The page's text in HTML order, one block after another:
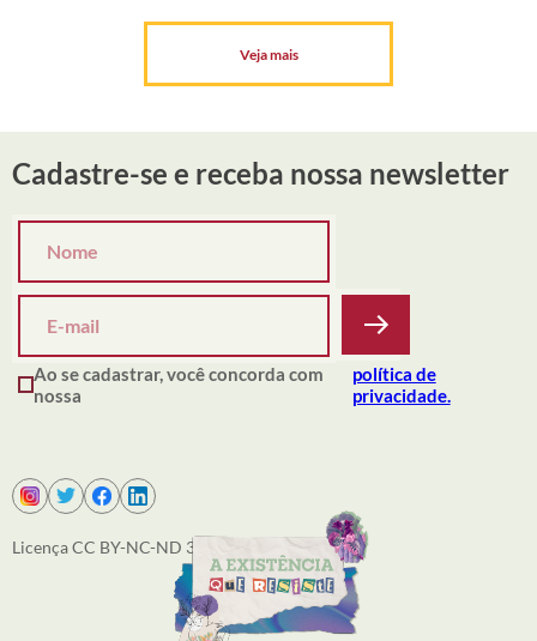
Veja mais
Cadastre-se e receba nossa newsletter
Ao se cadastrar, você concorda com
nossa
política de
privacidade.
Licença CC BY-NC-ND 3.0